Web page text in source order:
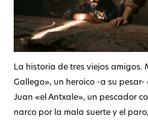
La historia de tres viejos amigos.
Gallego», un heroico -a su
Juan «el Antxale», un pescador
narco por la mala suerte y el